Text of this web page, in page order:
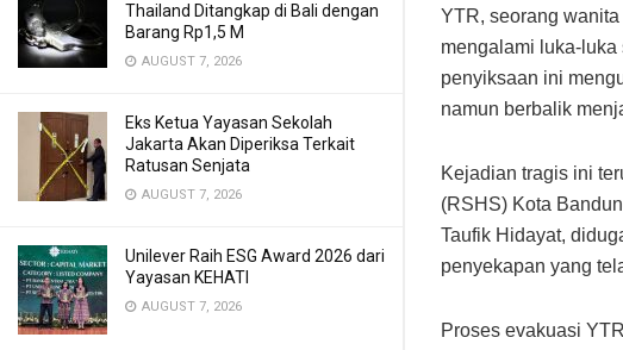
Thailand Ditangkap di Bali dengan
Barang Rp1,5 M
AUGUST 7, 2026
Eks Ketua Yayasan Sekolah
Jakarta Akan Diperiksa Terkait
Ratusan Senjata
AUGUST 7, 2026
Unilever Raih ESG Award 2026 dari
Yayasan KEHATI
AUGUST 7, 2026
YTR, seorang
mengalami luka-
penyiksaan ini
namun berbalik
Kejadian tragis ini
(RSHS) Kota
Taufik Hidayat,
penyekapan yang
Proses evakuasi